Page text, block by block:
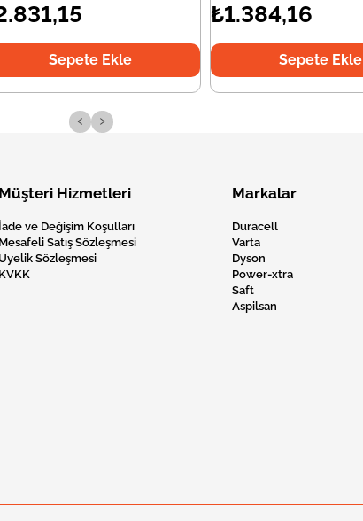
Sepete Ekle
₺1.384,16
Sepete Ekle
‹ ›
Müşteri Hizmetleri
İade ve Değişim Koşulları
Mesafeli Satış Sözleşmesi
Üyelik Sözleşmesi
KVKK
Markalar
Duracell
Varta
Dyson
Power-xtra
Saft
Aspilsan